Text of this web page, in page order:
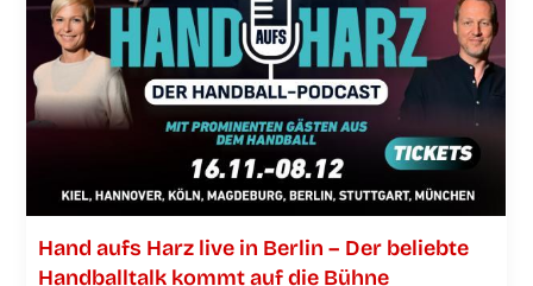
Hand aufs Harz live in Ber­lin – Der belieb­te
Hand­ball­talk kommt auf die Bühne